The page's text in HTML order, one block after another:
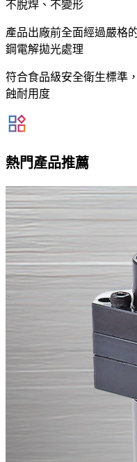
不脫焊、不變形
產品出廠前全面經過嚴格
鋼電解拋光處理
符合食品級安全衛生標準
蝕耐用度
熱門產品推薦